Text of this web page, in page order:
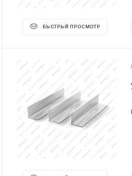
БЫСТРЫЙ ПРОСМОТР